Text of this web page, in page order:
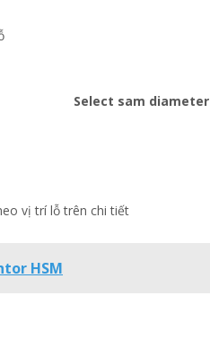
Select sam diameter
vị trí lỗ trên chi tiết
HSM